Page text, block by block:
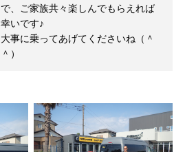
で、ご家族共々楽しんでもらえれば
幸いです♪
大事に乗ってあげてくださいね（＾
＾）